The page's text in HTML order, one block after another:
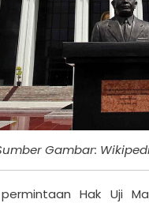
Gambar:
Hak Uji